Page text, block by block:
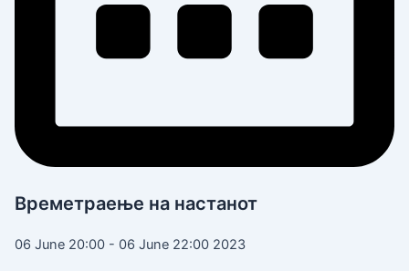
Времетраење на настанот
06 June 20:00 - 06 June 22:00 2023